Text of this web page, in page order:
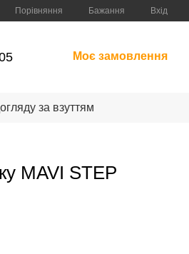
Порівняння Бажання Вхід
Моє замовлення
за взуттям
MAVI STEP